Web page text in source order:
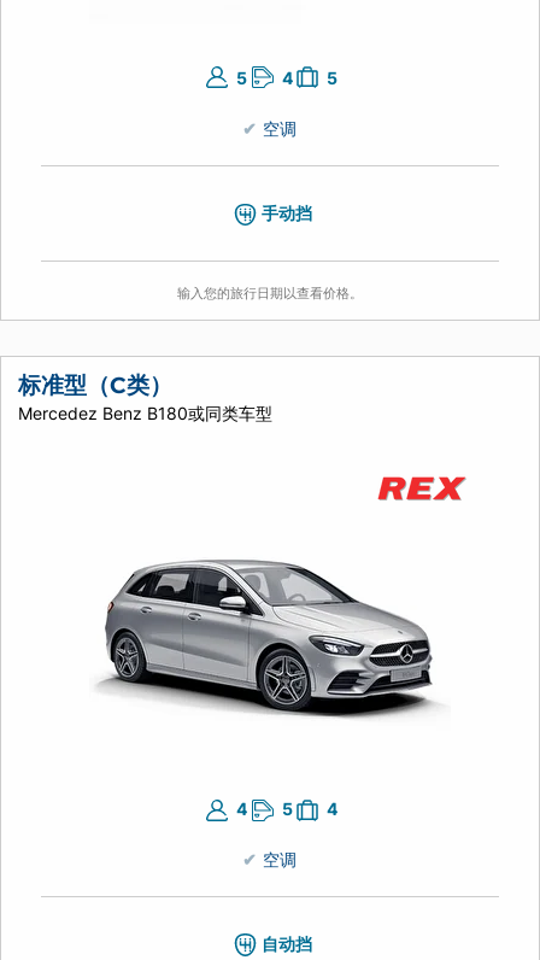
5 4 5
空调
手动挡
输入您的旅行日期以查看价格。
标准型（C类）
Mercedez Benz B180或同类车型
4 5 4
空调
自动挡